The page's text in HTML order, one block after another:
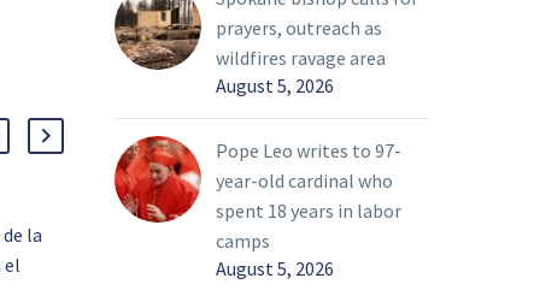
la
el
Encuentro anual reúne a
decenas de defensores
prayers, outreach as
wildfires ravage area
August 5, 2026
Pope Leo writes to 97-
year-old cardinal who
spent 18 years in labor
camps
August 5, 2026